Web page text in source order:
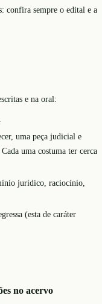
confira sempre o edital e a
e na oral:
uma peça judicial e
uma costuma ter cerca
jurídico, raciocínio,
(esta de caráter
no acervo